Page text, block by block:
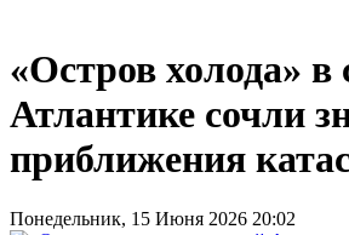
«Остров холода» в
Атлантике сочли
приближения
Понедельник, 15 Июня 2026 20:02